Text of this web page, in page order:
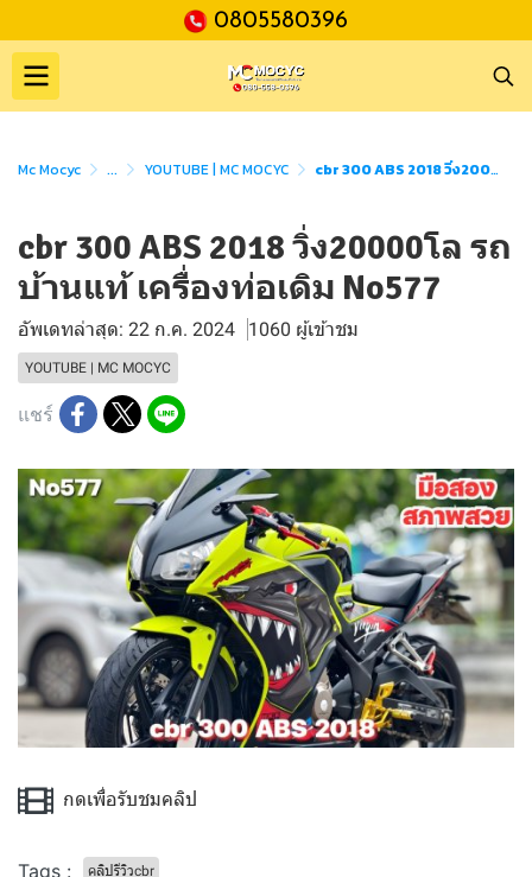
0805580396
Mc Mocyc ... YOUTUBE | MC MOCYC cbr 300 ABS 2018 วิ่ง20000โล รถบ้านแท้ เครื่องท่อเดิม No577
cbr 300 ABS 2018 วิ่ง20000โล รถ
บ้านแท้ เครื่องท่อเดิม No577
อัพเดทล่าสุด: 22 ก.ค. 2024 1060 ผู้เข้าชม
YOUTUBE | MC MOCYC
แชร์
กดเพื่อรับชมคลิป
Tags : คลิปรีวิวcbr